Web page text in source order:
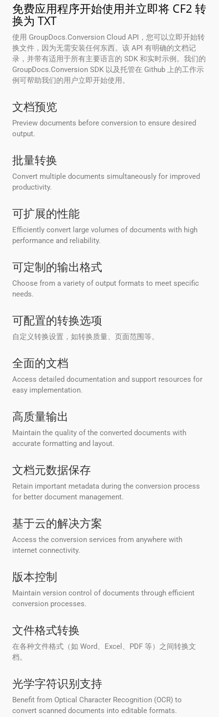
免费应用程序开始使用并立即将 CF2 转
换为 TXT
使用 GroupDocs.Conversion Cloud API，您可以立即开始转
换文件，因为无需安装任何东西。该 API 有明确的文档记
录，并带有适用于所有主要语言的 SDK 和实时示例。我们的
GroupDocs.Conversion SDK 以及托管在 Github 上的工作示
例可帮助我们的用户立即开始使用。
文档预览
Preview documents before conversion to ensure desired
output.
批量转换
Convert multiple documents simultaneously for improved
productivity.
可扩展的性能
Efficiently convert large volumes of documents with high
performance and reliability.
可定制的输出格式
Choose from a variety of output formats to meet specific
needs.
可配置的转换选项
自定义转换设置，如转换质量、页面范围等。
全面的文档
Access detailed documentation and support resources for
easy implementation.
高质量输出
Maintain the quality of the converted documents with
accurate formatting and layout.
文档元数据保存
Retain important metadata during the conversion process
for better document management.
基于云的解决方案
Access the conversion services from anywhere with
internet connectivity.
版本控制
Maintain version control of documents through efficient
conversion processes.
文件格式转换
在各种文件格式（如 Word、Excel、PDF 等）之间转换文
档。
光学字符识别支持
Benefit from Optical Character Recognition (OCR) to
convert scanned documents into editable formats.